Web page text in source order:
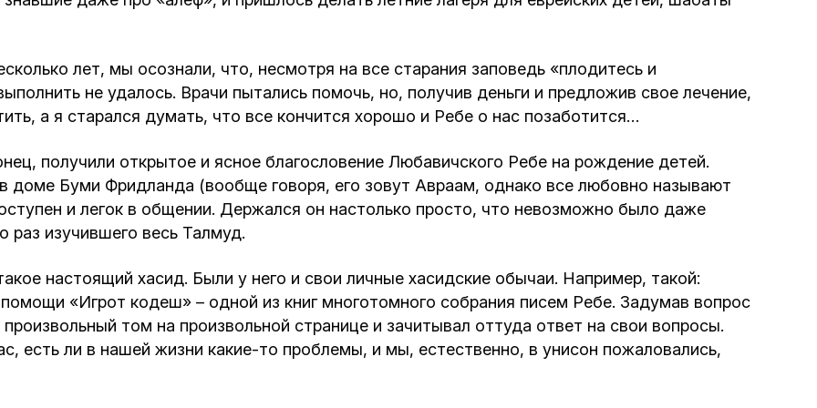
Музей «Память еврейского народа в
Холокост в Украине»
Мемориал памяти жертвам Холокоста
Программа реабилитации бывших
Газета «Шабат шалом»
Большой брат – большая сестра
лет, мы осознали, что, несмотря на все старания заповедь «плодитесь и
не удалось. Врачи пытались помочь, но, получив деньги и предложив свое лечение,
а я старался думать, что все кончится хорошо и Ребе о нас позаботится…
получили открытое и ясное благословение Любавичского Ребе на рождение детей.
доме Буми Фридланда (вообще говоря, его зовут Авраам, однако все любовно называют
и легок в общении. Держался он настолько просто, что невозможно было даже
раз изучившего весь Талмуд.
настоящий хасид. Были у него и свои личные хасидские обычаи. Например, такой:
«Игрот кодеш» – одной из книг многотомного собрания писем Ребе. Задумав вопрос
том на произвольной странице и зачитывал оттуда ответ на свои вопросы.
есть ли в нашей жизни какие-то проблемы, и мы, естественно, в унисон пожаловались,